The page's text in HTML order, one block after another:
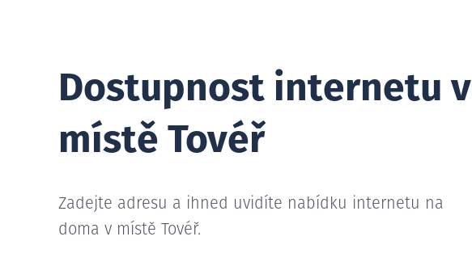
Dostupnost internetu v
místě Tovéř
Zadejte adresu a ihned uvidíte nabídku internetu na
doma v místě Tovéř.